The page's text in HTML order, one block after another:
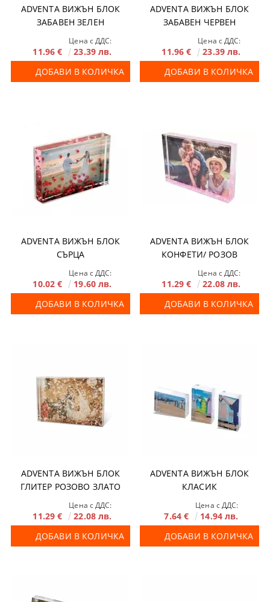
ADVENTA ВИЖЪН БЛОК
ЗАБАВЕН ЗЕЛЕН
Цена с ДДС:
11.96 €
23.39 лв.
ДОБАВИ В КОЛИЧКА
ADVENTA ВИЖЪН БЛОК
ЗАБАВЕН ЧЕРВЕН
Цена с ДДС:
11.96 €
23.39 лв.
ДОБАВИ В КОЛИЧКА
ADVENTA ВИЖЪН БЛОК
СЪРЦА
Цена с ДДС:
10.02 €
19.60 лв.
ДОБАВИ В КОЛИЧКА
ADVENTA ВИЖЪН БЛОК
КОНФЕТИ/ РОЗОВ
Цена с ДДС:
11.29 €
22.08 лв.
ДОБАВИ В КОЛИЧКА
ADVENTA ВИЖЪН БЛОК
ГЛИТЕР РОЗОВO ЗЛАТО
Цена с ДДС:
11.29 €
22.08 лв.
ДОБАВИ В КОЛИЧКА
ADVENTA ВИЖЪН БЛОК
КЛАСИК
Цена с ДДС:
7.64 €
14.94 лв.
ДОБАВИ В КОЛИЧКА